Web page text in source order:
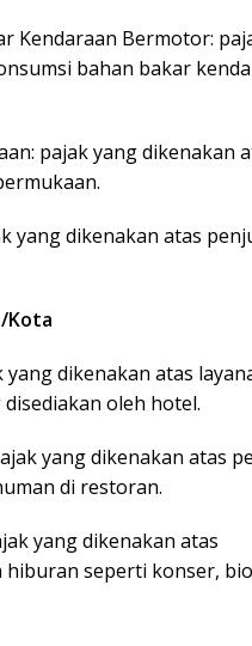
Kendaraan Bermotor:
bahan bakar
pajak yang dikenakan
yang dikenakan atas
Kota
yang dikenakan atas
oleh hotel.
yang dikenakan atas
di restoran.
yang dikenakan atas
hiburan seperti konser,